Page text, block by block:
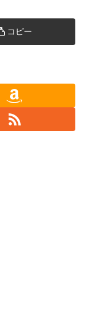
コピー